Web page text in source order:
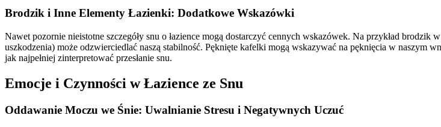
Brodzik i Inne Elementy Łazienki: Dodatkowe Wskazówki
Nawet pozornie nieistotne szczegóły snu o łazience mogą dostarczyć cennych wskazówek. Na przykład
uszkodzenia) może odzwierciedlać naszą stabilność. Pęknięte kafelki mogą wskazywać na pęknięcia w naszym
jak najpełniej zinterpretować przesłanie snu.
Emocje i Czynności w Łazience ze Snu
Oddawanie Moczu we Śnie: Uwalnianie Stresu i Negatywnych Uczuć